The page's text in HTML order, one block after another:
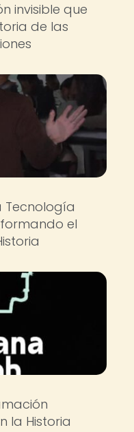
invisible que
de las
Tecnología
el
la Historia